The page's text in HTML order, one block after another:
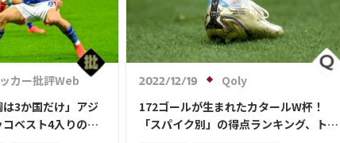
アルゼンチン
ガレス・ベイル
ロベルト・レバンドフスキ ネイマール
カー批評Web
は3か国だけ」アジ
ベスト4入りの深
2022/12/19
Qoly
172ゴールが生まれたカタールW杯！
「スパイク別」の得点ランキング、トッ